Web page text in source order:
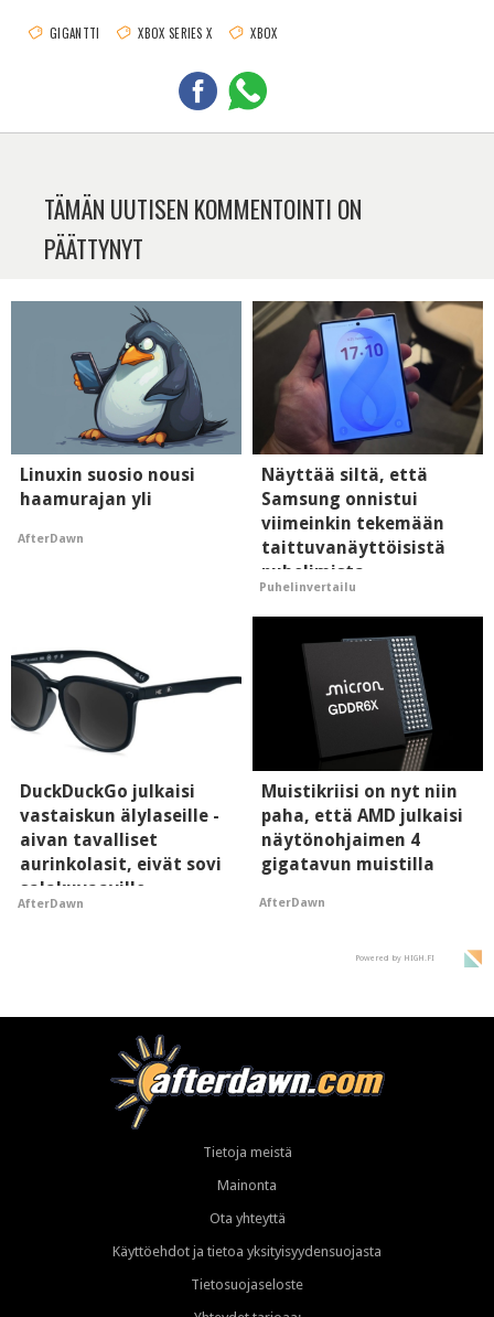
GIGANTTI XBOX SERIES X XBOX
TÄMÄN UUTISEN KOMMENTOINTI ON
PÄÄTTYNYT
Linuxin suosio nousi
haamurajan yli
AfterDawn
Näyttää siltä, että
Samsung onnistui
viimeinkin tekemään
taittuvanäyttöisistä
puhelimista
supersuosittuja
Puhelinvertailu
DuckDuckGo julkaisi
vastaiskun älylaseille -
aivan tavalliset
aurinkolasit, eivät sovi
salakuvaaville
hyypiöille
AfterDawn
Muistikriisi on nyt niin
paha, että AMD julkaisi
näytönohjaimen 4
gigatavun muistilla
AfterDawn
Powered by HIGH.FI
Tietoja meistä
Mainonta
Ota yhteyttä
Käyttöehdot ja tietoa yksityisyydensuojasta
Tietosuojaseloste